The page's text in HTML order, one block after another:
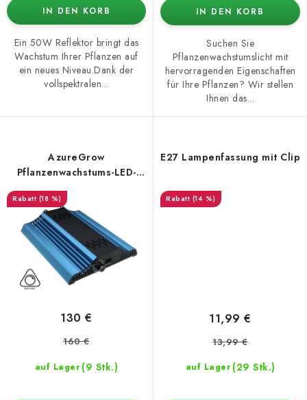
IN DEN KORB
Ein 50W Reflektor bringt das
Wachstum Ihrer Pflanzen auf
ein neues Niveau.Dank der
vollspektralen...
IN DEN KORB
Suchen Sie
Pflanzenwachstumslicht mit
hervorragenden Eigenschaften
für Ihre Pflanzen? Wir stellen
Ihnen das...
AzureGrow
Pflanzenwachstums-LED-
Panel 100 W dimmbar
(18 %)
auf Lager (9 Stk.)
130 €
160 €
E27 Lampenfassung mit Clip
(14 %)
auf Lager (29 Stk.)
11,99 €
13,99 €